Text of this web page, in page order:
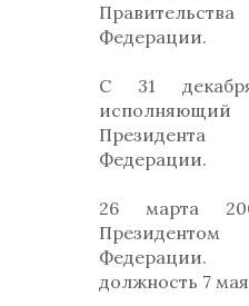
Федерации.
С 31
Федерации.
26 марта
должность 7